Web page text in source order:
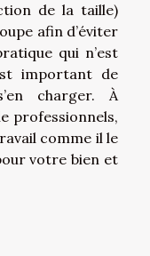
de la taille)
afin d’éviter
qui n’est
important de
charger. À
professionnels,
comme il le
votre bien et